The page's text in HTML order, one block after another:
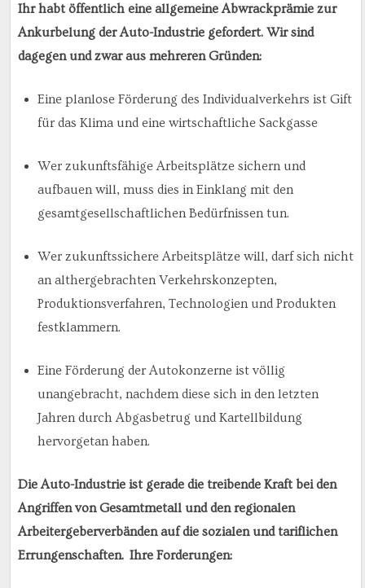
Ihr habt öffentlich eine allgemeine Abwrackprämie zur
Ankurbelung der Auto-Industrie gefordert. Wir sind
dagegen und zwar aus mehreren Gründen:
Eine planlose Förderung des Individualverkehrs ist Gift
für das Klima und eine wirtschaftliche Sackgasse
Wer zukunftsfähige Arbeitsplätze sichern und
aufbauen will, muss dies in Einklang mit den
gesamtgesellschaftlichen Bedürfnissen tun.
Wer zukunftssichere Arbeitsplätze will, darf sich nicht
an althergebrachten Verkehrskonzepten,
Produktionsverfahren, Technologien und Produkten
festklammern.
Eine Förderung der Autokonzerne ist völlig
unangebracht, nachdem diese sich in den letzten
Jahren durch Abgasbetrug und Kartellbildung
hervorgetan haben.
Die Auto-Industrie ist gerade die treibende Kraft bei den
Angriffen von Gesamtmetall und den regionalen
Arbeitergeberverbänden auf die sozialen und tariflichen
Errungenschaften. Ihre Forderungen: